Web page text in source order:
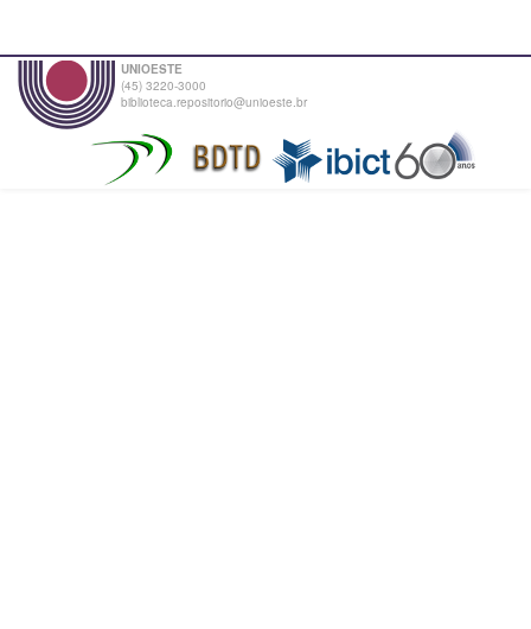
UNIOESTE
(45) 3220-3000
biblioteca.repositorio@unioeste.br